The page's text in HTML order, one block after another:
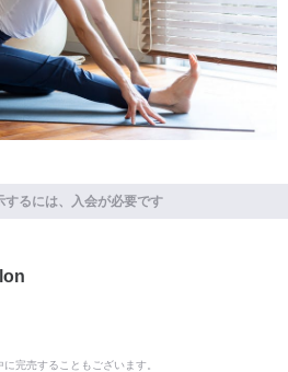
するには、入会が必要です
に完売することもございます。